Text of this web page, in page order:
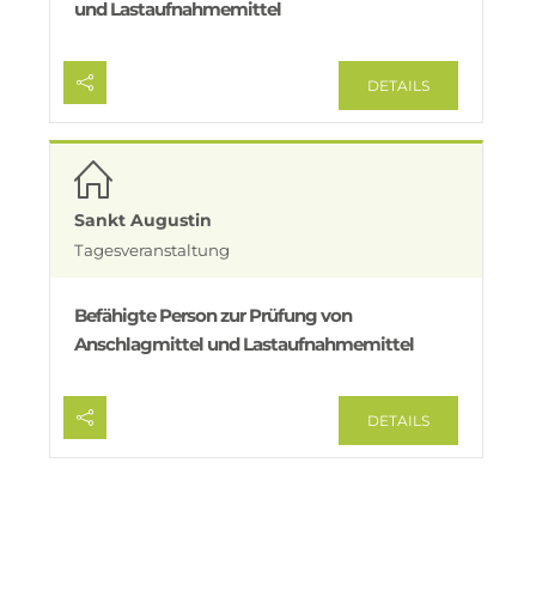
und Lastaufnahmemittel
DETAILS
Sankt Augustin
Tagesveranstaltung
Befähigte Person zur Prüfung von
Anschlagmittel und Lastaufnahmemittel
DETAILS